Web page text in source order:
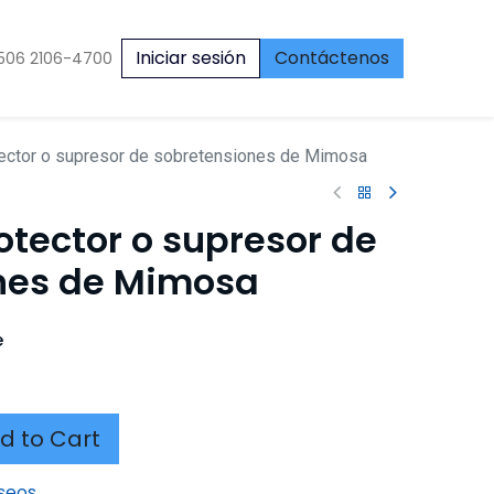
2106-4700 Iniciar sesión Contáctenos
o supresor de sobretensiones de Mimosa
o supresor de
de Mimosa
to Cart